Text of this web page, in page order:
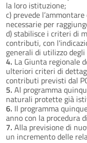
la loro istituzione;
c) prevede
necessarie per
d) stabilisce i criteri di
contributi, con
generali di utilizzo degli
4. La Giunta regionale
ulteriori criteri di
contributi previsti dal
5. Al programma
naturali protette già
6. Il programma
anno con la procedura
7. Alla previsione di
un incremento delle